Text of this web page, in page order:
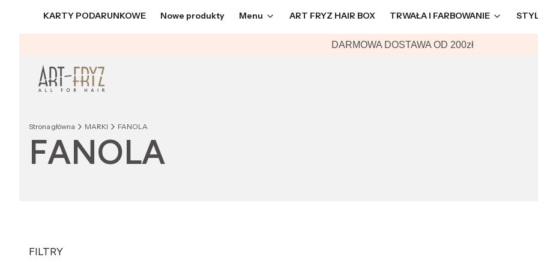
KARTY PODARUNKOWE Nowe produkty Menu ART FRYZ HAIR BOX TRWAŁA I FARBOWANIE
DARMOWA DOSTAWA OD 200zł
Strona główna MARKI FANOLA
FANOLA
FILTRY